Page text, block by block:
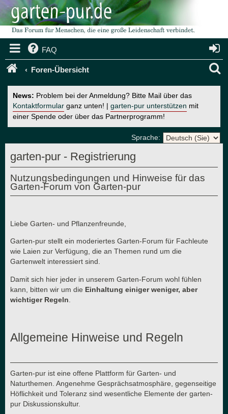
FAQ
Foren-Übersicht
News: Problem bei der Anmeldung? Bitte Mail über das
Kontaktformular ganz unten! | garten-pur unterstützen mit
einer Spende oder über das Partnerprogramm!
Sprache:
garten-pur - Registrierung
Nutzungsbedingungen und Hinweise für das
Garten-Forum von Garten-pur
Liebe Garten- und Pflanzenfreunde,
Garten-pur stellt ein moderiertes Garten-Forum für Fachleute
wie Laien zur Verfügung, die an Themen rund um die
Gartenwelt interessiert sind.
Damit sich hier jeder in unserem Garten-Forum wohl fühlen
kann, bitten wir um die Einhaltung einiger weniger, aber
wichtiger Regeln
Allgemeine Hinweise und Regeln
Garten-pur ist eine offene Plattform für Garten- und
Naturthemen. Angenehme Gesprächsatmosphäre, gegenseitige
Höflichkeit und Toleranz sind wesentliche Elemente der garten-
pur Diskussionskultur.